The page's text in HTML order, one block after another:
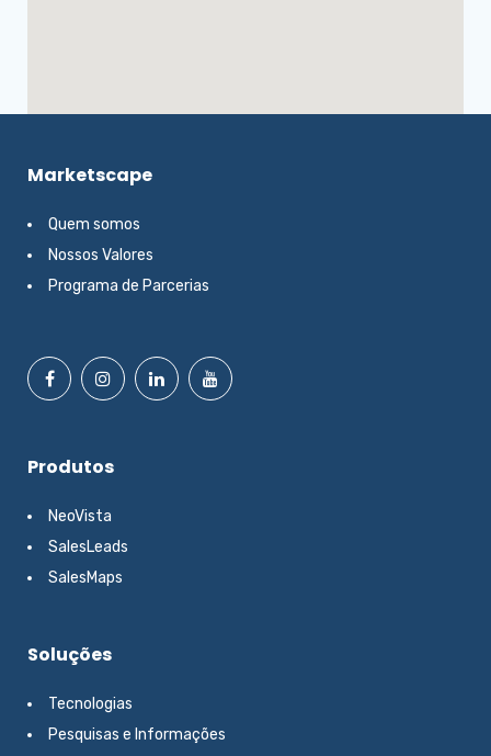
Marketscape
Quem somos
Nossos Valores
Programa de Parcerias
Produtos
NeoVista
SalesLeads
SalesMaps
Soluções
Tecnologias
Pesquisas e Informações